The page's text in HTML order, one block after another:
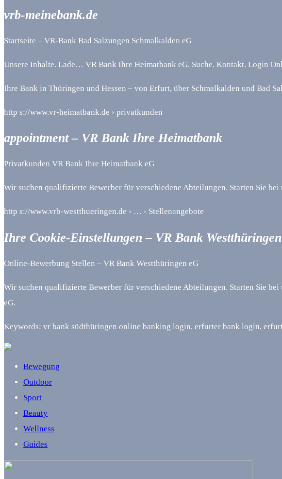
vrb-meinebank.de
Startseite – VR-Bank Bad Salzungen Schmalkalden eG
Unsere Inhalte. Lade… VR Bank Ihre Heimatbank eG. Suche. Kontakt. Login
Ihre Bank in Thüringen und Hessen – von Erfurt, über Schmalkalden und Bad
http s://www.vr-heimatbank.de › privatkunden
appointment – VR Bank Ihre Heimatbank
Privatkunden VR Bank Ihre Heimatbank eG
Wir suchen qualifizierte Bewerber für verschiedene Abteilungen. Starten Sie
http s://www.vrb-westthueringen.de › … › Stellenangebote
Ihre Cookie-Einstellungen – VR Bank
Online-Bewerbung Stellen – VR Bank Westthüringen eG
Wir suchen qualifizierte Bewerber für verschiedene Abteilungen. Starten Sie
eG.
Keywords: vr bank südthüringen online banking login, erfurter bank login,
Bewegung
Outdoor
Sport
Beauty
Wellness
Guides